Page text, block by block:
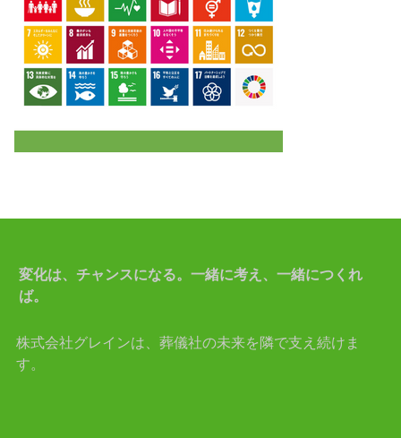
変化は、チャンスになる。一緒に考え、一緒につくれ
ば。
株式会社グレインは、葬儀社の未来を隣で支え続けま
す。